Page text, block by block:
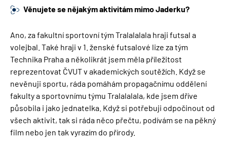
Věnujete se nějakým aktivitám mimo Jaderku?
Ano, za fakultní sportovní tým Tralalalala hraji futsal a
volejbal. Také hraji v 1. ženské futsalové lize za tým
Technika Praha a několikrát jsem měla příležitost
reprezentovat ČVUT v akademických soutěžích. Když se
nevěnuji sportu, ráda pomáhám propagačnímu oddělení
fakulty a sportovnímu týmu Tralalalala, kde jsem dříve
působila i jako jednatelka. Když si potřebuji odpočinout od
všech aktivit, tak si ráda něco přečtu, podívám se na pěkný
film nebo jen tak vyrazím do přírody.